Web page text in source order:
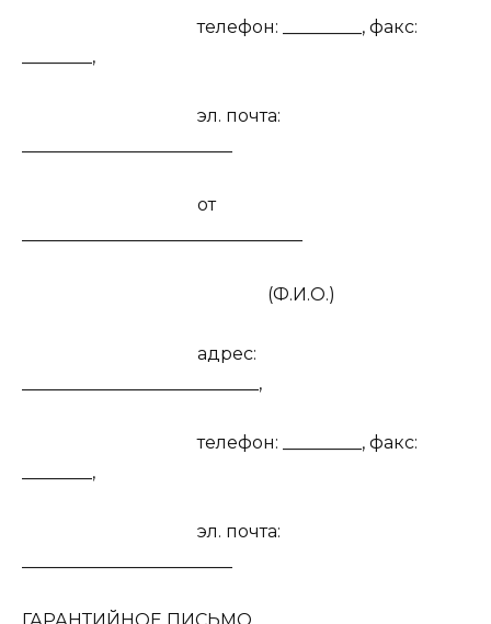
телефон: _________, факс:
________,
эл. почта:
от
(Ф.И.О.)
адрес:
___________________________,
телефон: _________, факс:
________,
эл. почта: